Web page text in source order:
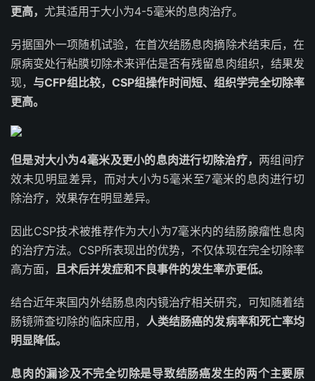
更高， 尤其适用于大小为4-5毫米的息肉治疗。
另据国外一项随机试验，在首次结肠息肉摘除术结束后，在
原病变处行粘膜切除术来评估是否有残留息肉组织，结果发
现， 与CFP组比较，CSP组操作时间短、组织学完全切除率
更高。
但是对大小为4毫米及更小的息肉进行切除治疗， 两组间疗
效未见明显差异，而对大小为5毫米至7毫米的息肉进行切
除治疗，效果存在明显差异。
因此CSP技术被推荐作为大小为7毫米内的结肠腺瘤性息肉
的治疗方法。CSP所表现出的优势，不仅体现在完全切除率
高方面， 且术后并发症和不良事件的发生率亦更低。
结合近年来国内外结肠息肉内镜治疗相关研究，可知随着结
肠镜筛查切除的临床应用， 人类结肠癌的发病率和死亡率均
明显降低。
息肉的漏诊及不完全切除是导致结肠癌发生的两个主要原